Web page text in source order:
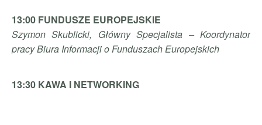
13:00 FUNDUSZE EUROPEJSKIE
Szymon Skublicki, Główny Specjalista – Koordynator
pracy Biura Informacji o Funduszach Europejskich
13:30 KAWA I NETWORKING